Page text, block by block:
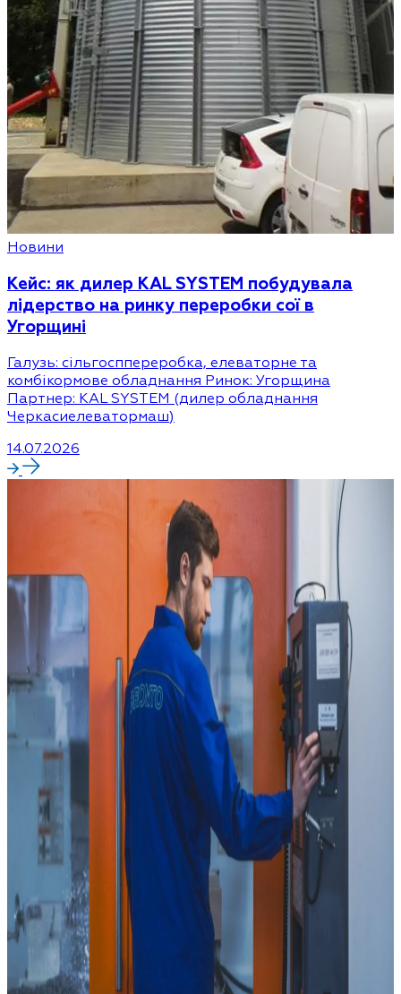
Новини
Кейс: як дилер KAL SYSTEM побудувала
лідерство на ринку переробки сої в
Угорщині
Галузь: сільгосппереробка, елеваторне та
комбікормове обладнання Ринок: Угорщина
Партнер: KAL SYSTEM (дилер обладнання
Черкасиелеватормаш)
14.07.2026